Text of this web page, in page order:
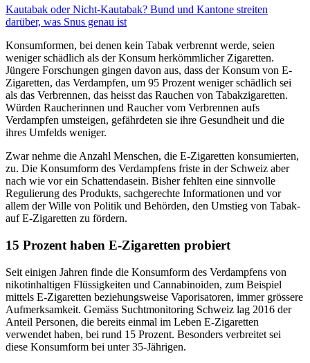
Kautabak oder Nicht-Kautabak? Bund und Kantone streiten
darüber, was Snus genau ist
Konsumformen, bei denen kein Tabak verbrennt werde, seien
weniger schädlich als der Konsum herkömmlicher Zigaretten.
Jüngere Forschungen gingen davon aus, dass der Konsum von E-
Zigaretten, das Verdampfen, um 95 Prozent weniger schädlich sei
als das Verbrennen, das heisst das Rauchen von Tabakzigaretten.
Würden Raucherinnen und Raucher vom Verbrennen aufs
Verdampfen umsteigen, gefährdeten sie ihre Gesundheit und die
ihres Umfelds weniger.
Zwar nehme die Anzahl Menschen, die E-Zigaretten konsumierten,
zu. Die Konsumform des Verdampfens friste in der Schweiz aber
nach wie vor ein Schattendasein. Bisher fehlten eine sinnvolle
Regulierung des Produkts, sachgerechte Informationen und vor
allem der Wille von Politik und Behörden, den Umstieg von Tabak-
auf E-Zigaretten zu fördern.
15 Prozent haben E-Zigaretten probiert
Seit einigen Jahren finde die Konsumform des Verdampfens von
nikotinhaltigen Flüssigkeiten und Cannabinoiden, zum Beispiel
mittels E-Zigaretten beziehungsweise Vaporisatoren, immer grössere
Aufmerksamkeit. Gemäss Suchtmonitoring Schweiz lag 2016 der
Anteil Personen, die bereits einmal im Leben E-Zigaretten
verwendet haben, bei rund 15 Prozent. Besonders verbreitet sei
diese Konsumform bei unter 35-Jährigen.